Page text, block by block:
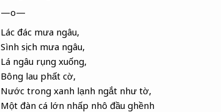
—o—
Lác đác mưa ngâu,
Sình sịch mưa ngâu,
Lá ngâu rụng xuống,
Bông lau phất cờ,
Nước trong xanh lạnh ngắt như tờ,
Một đàn cá lớn nhấp nhô đầu ghềnh